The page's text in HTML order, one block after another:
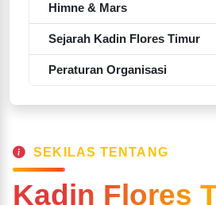
Himne & Mars
Sejarah Kadin Flores Timur
Peraturan Organisasi
SEKILAS TENTANG
Kadin Flores